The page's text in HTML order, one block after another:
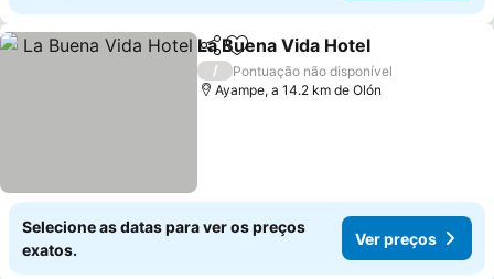
PartilharAdicionar aos favoritos
La Buena Vida Hotel
/
Pontuação não disponível
Ayampe, a 14.2 km de Olón
Selecione as datas para ver os preços
exatos.
Ver preços